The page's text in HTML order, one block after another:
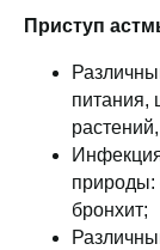
Приступ
питания,
бронхит;